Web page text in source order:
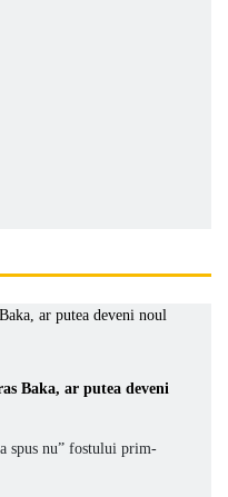
Baka, ar putea deveni
spus nu” fostului prim-